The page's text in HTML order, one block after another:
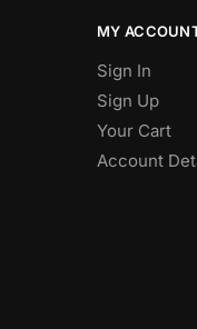
MY
Sign In
Sign Up
Your Cart
Account